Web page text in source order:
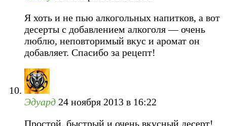
Я хоть и не пью алкогольных напитков, а вот
десерты с добавлением алкоголя — очень
люблю, неповторимый вкус и аромат он
добавляет. Спасибо за рецепт!
Эдуард 24 ноября 2013 в 16:22
Простой, быстрый и очень вкусный десерт!